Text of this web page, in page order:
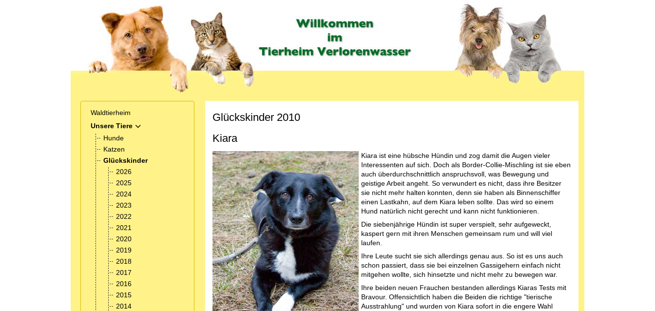
Waldtierheim
Unsere Tiere
MOD_MENU_TOGGLE_SUBMENU_LABEL
Hunde
Katzen
Glückskinder
2026
2025
2024
2023
2022
2021
2020
2019
2018
2017
2016
2015
2014
Glückskinder 2010
Kiara
Kiara ist eine hübsche Hündin und zog damit die Augen vieler
Interessenten auf sich. Doch als Border-Collie-Mischling ist sie eben
auch überdurchschnittlich anspruchsvoll, was Bewegung und
geistige Arbeit angeht. So verwundert es nicht, dass ihre Besitzer
sie nicht mehr halten konnten, denn sie haben als Binnenschiffer
einen Lastkahn, auf dem Kiara leben sollte. Das wird so einem
Hund natürlich nicht gerecht und kann nicht funktionieren.
Die siebenjährige Hündin ist super verspielt, sehr aufgeweckt,
kaspert gern mit ihren Menschen gemeinsam rum und will viel
laufen.
Ihre Leute sucht sie sich allerdings genau aus. So ist es uns auch
schon passiert, dass sie bei einzelnen Gassigehern einfach nicht
mitgehen wollte, sich hinsetzte und nicht mehr zu bewegen war.
Ihre beiden neuen Frauchen bestanden allerdings Kiaras Tests mit
Bravour. Offensichtlich haben die Beiden die richtige "tierische
Ausstrahlung" und wurden von Kiara sofort in die engere Wahl